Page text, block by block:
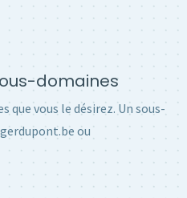
domaines
que vous le désirez. Un sous-
ou